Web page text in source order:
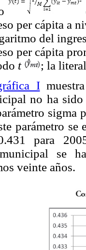
per cápita a
del
per cápita
t ; la literal
I
no ha
sigma
parámetro
para
se
veinte años.